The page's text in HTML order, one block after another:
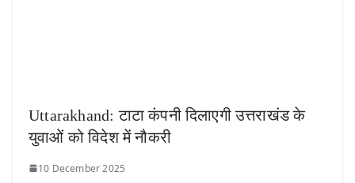
Uttarakhand: टाटा कंपनी दिलाएगी उत्तराखंड के
युवाओं को विदेश में नौकरी
10 December 2025